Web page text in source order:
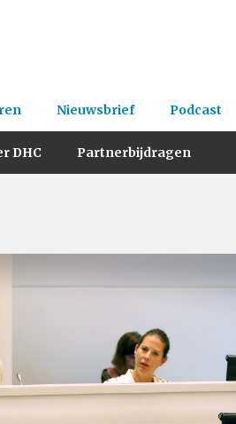
Nieuwsbrief Podcast
DHC Partnerbijdragen